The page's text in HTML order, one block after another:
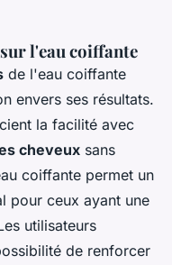
l'eau coiffante
de l'eau coiffante
envers ses résultats.
la facilité avec
cheveux sans
coiffante permet un
pour ceux ayant une
utilisateurs
de renforcer